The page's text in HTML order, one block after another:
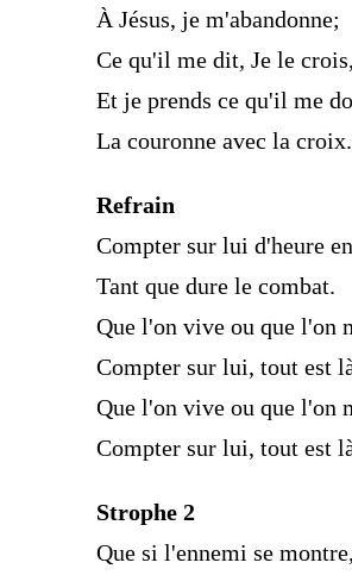
À Jésus, je m'abandonne;
Ce qu'il me dit, Je le crois,
Et je prends ce qu'il me
La couronne avec la croix.
Refrain
Compter sur lui d'heure
Tant que dure le combat.
Que l'on vive ou que l'on
Compter sur lui, tout est
Que l'on vive ou que l'on
Compter sur lui, tout est
Strophe 2
Que si l'ennemi se montre,